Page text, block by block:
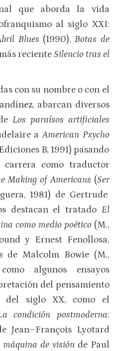
que aborda la vida
al siglo XXI:
Blues (1990),Botas de
recienteSilencio tras el
con su nombre o con el
abarcan diversos
Los paraísos artificiales
aAmerican Psycho
B, 1991) pasando
como traductor
Making of Americans (Ser
1981) de Gertrude
destacan el tratado El
como medio poético (M.,
y Ernest Fenollosa,
de Malcolm Bowie (M.,
algunos ensayos
del pensamiento
siglo XX, como el
condición postmoderna:
Jean–François Lyotard
máquina de visión de Paul